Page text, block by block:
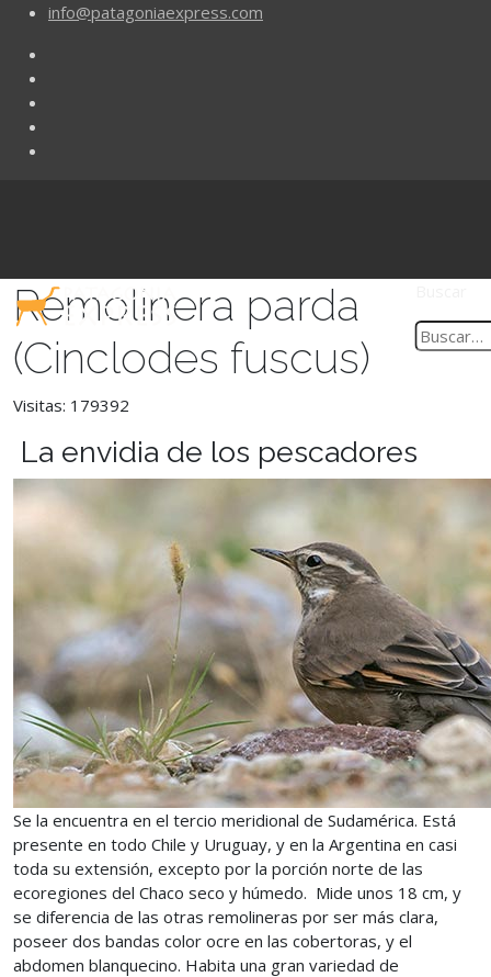
info@patagoniaexpress.com
Remolinera parda
(Cinclodes fuscus)
Visitas: 179392
La envidia de los pescadores
Se la encuentra en el tercio meridional de Sudamérica. Está
presente en todo Chile y Uruguay, y en la Argentina en casi
toda su extensión, excepto por la porción norte de las
ecoregiones del Chaco seco y húmedo. Mide unos 18 cm, y
se diferencia de las otras remolineras por ser más clara,
poseer dos bandas color ocre en las cobertoras, y el
abdomen blanquecino. Habita una gran variedad de